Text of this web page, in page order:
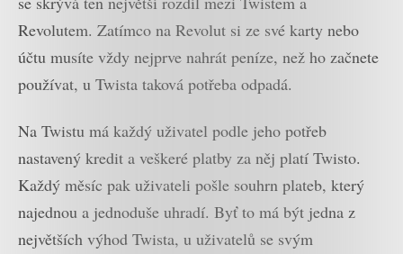
Revolutem. Zatímco na Revolut si ze své karty nebo
účtu musíte vždy nejprve nahrát peníze, než ho začnete
používat, u Twista taková potřeba odpadá.
Na Twistu má každý uživatel podle jeho potřeb
nastavený kredit a veškeré platby za něj platí Twisto.
Každý měsíc pak uživateli pošle souhrn plateb, který
najednou a jednoduše uhradí. Byť to má být jedna z
největších výhod Twista, u uživatelů se svým